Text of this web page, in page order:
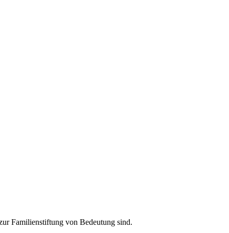
Familienstiftung von Bedeutung sind.